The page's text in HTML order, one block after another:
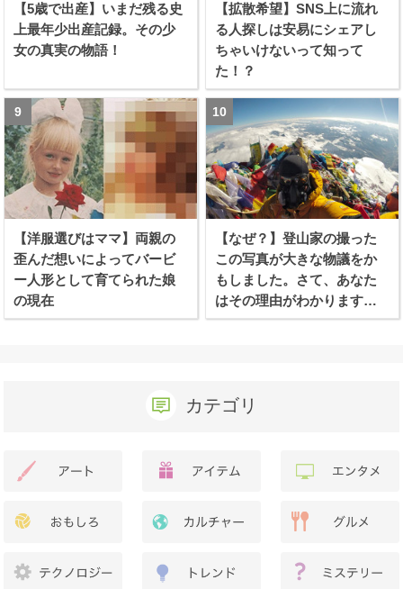
【5歳で出産】いまだ残る史
上最年少出産記録。その少
女の真実の物語！
【拡散希望】SNS上に流れ
る人探しは安易にシェアし
ちゃいけないって知って
た！？
【洋服選びはママ】両親の
歪んだ想いによってバービ
ー人形として育てられた娘
の現在
【なぜ？】登山家の撮った
この写真が大きな物議をか
もしました。さて、あなた
はその理由がわかります
か？
カテゴリ